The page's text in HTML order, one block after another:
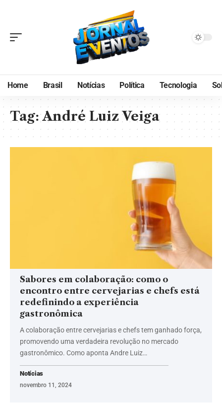
Home Brasil Notícias Política Tecnologia
Tag:André Luiz Veiga
Sabores em colaboração: como o
encontro entre cervejarias e chefs está
redefinindo a experiência
gastronômica
A colaboração entre cervejarias e chefs tem ganhado força,
promovendo uma verdadeira revolução no mercado
gastronômico. Como aponta Andre Luiz…
Notícias
novembro 11, 2024